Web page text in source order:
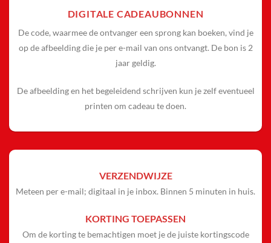
DIGITALE CADEAUBONNEN
De code, waarmee de ontvanger een sprong kan boeken, vind je
op de afbeelding die je per e-mail van ons ontvangt. De bon is 2
jaar geldig.
De afbeelding en het begeleidend schrijven kun je zelf eventueel
printen om cadeau te doen.
VERZENDWIJZE
Meteen per e-mail; digitaal in je inbox. Binnen 5 minuten in huis.
KORTING TOEPASSEN
Om de korting te bemachtigen moet je de juiste kortingscode